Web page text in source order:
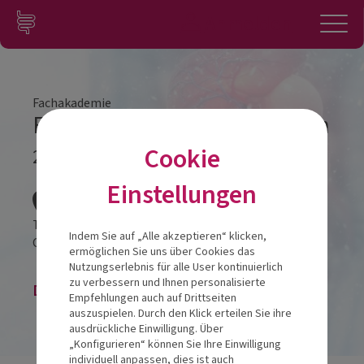
Zum Inhalt springen
Konto
Fachakademie
Fachakademie Modul 3 Berlin
24.05.2025
Titanic Chaussee Berlin
Chausseestraße 30 10115Berlin
Die Veranstaltung ist beendet.
Cookie
Einstellungen
Indem Sie auf „Alle akzeptieren“ klicken,
ermöglichen Sie uns über Cookies das
Nutzungserlebnis für alle User kontinuierlich
zu verbessern und Ihnen personalisierte
Empfehlungen auch auf Drittseiten
auszuspielen. Durch den Klick erteilen Sie ihre
ausdrückliche Einwilligung. Über
„Konfigurieren“ können Sie Ihre Einwilligung
individuell anpassen, dies ist auch